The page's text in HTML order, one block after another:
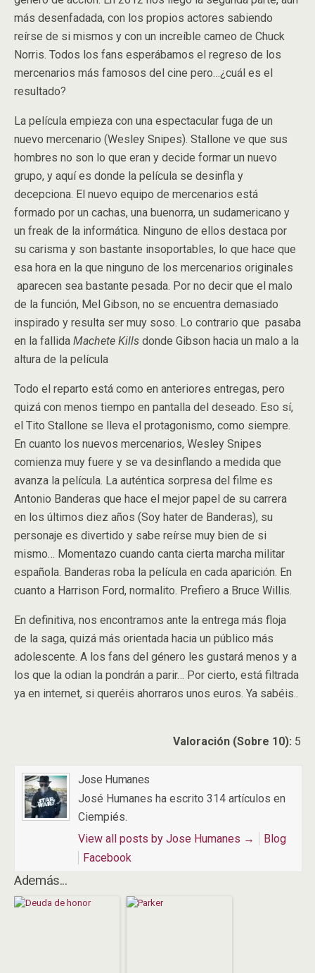
más desenfadada, con los propios actores sabiendo
reírse de si mismos y con un increíble cameo de Chuck
Norris. Todos los fans esperábamos el regreso de los
mercenarios más famosos del cine pero…¿cuál es el
resultado?
La película empieza con una espectacular fuga de un
nuevo mercenario (Wesley Snipes). Stallone ve que sus
hombres no son lo que eran y decide formar un nuevo
grupo, y aquí es donde la película se desinfla y
decepciona. El nuevo equipo de mercenarios está
formado por un cachas, una buenorra, un sudamericano y
un freak de la informática. Ninguno de ellos destaca por
su carisma y son bastante insoportables, lo que hace que
esa hora en la que ninguno de los mercenarios originales
aparecen sea bastante pesada. Por no decir que el malo
de la función, Mel Gibson, no se encuentra demasiado
inspirado y resulta ser muy soso. Lo contrario que pasaba
en la fallida Machete Kills donde Gibson hacia un malo a la
altura de la película
Todo el reparto está como en anteriores entregas, pero
quizá con menos tiempo en pantalla del deseado. Eso sí,
el Tito Stallone se lleva el protagonismo, como siempre.
En cuanto los nuevos mercenarios, Wesley Snipes
comienza muy fuere y se va desinflando a medida que
avanza la película. La auténtica sorpresa del filme es
Antonio Banderas que hace el mejor papel de su carrera
en los últimos diez años (Soy hater de Banderas), su
personaje es divertido y sabe reírse muy bien de si
mismo… Momentazo cuando canta cierta marcha militar
española. Banderas roba la película en cada aparición. En
cuanto a Harrison Ford, normalito. Prefiero a Bruce Willis.
En definitiva, nos encontramos ante la entrega más floja
de la saga, quizá más orientada hacia un público más
adolescente. A los fans del género les gustará menos y a
los que la odian la pondrán a parir… Por cierto, está filtrada
ya en internet, si queréis ahorraros unos euros. Ya sabéis..
Valoración (Sobre 10): 5
Jose Humanes
José Humanes ha escrito 314 artículos en
Ciempiés.
View all posts by Jose Humanes →
Blog
Facebook
Además...